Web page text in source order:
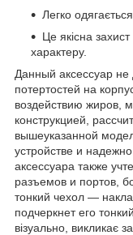
Легко
Це якісна
характеру.
Данный аксессуар не
потертостей на
воздействию жиров,
конструкцией,
вышеуказанной
устройстве и
аксессуара также
разъемов и портов,
тонкий чехол ―
подчеркнет его
візуально, викликає